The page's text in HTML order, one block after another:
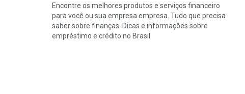
Encontre os melhores produtos e serviços financeiro
para você ou sua empresa empresa. Tudo que precisa
saber sobre finanças. Dicas e informações sobre
empréstimo e crédito no Brasil